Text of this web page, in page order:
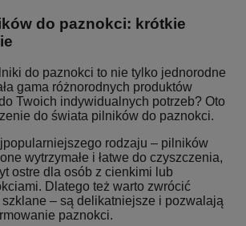
do paznokci: krótkie
do paznokci to nie tylko jednorodne
gama różnorodnych produktów
Twoich indywidualnych potrzeb? Oto
do świata pilników do paznokci.
rodzaju – pilników
wytrzymałe i łatwe do czyszczenia,
ostre dla osób z cienkimi lub
Dlatego też warto zwrócić
– są delikatniejsze i pozwalają
paznokci.